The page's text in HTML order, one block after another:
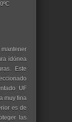
idónea
Este
UF
muy fina
es de
las